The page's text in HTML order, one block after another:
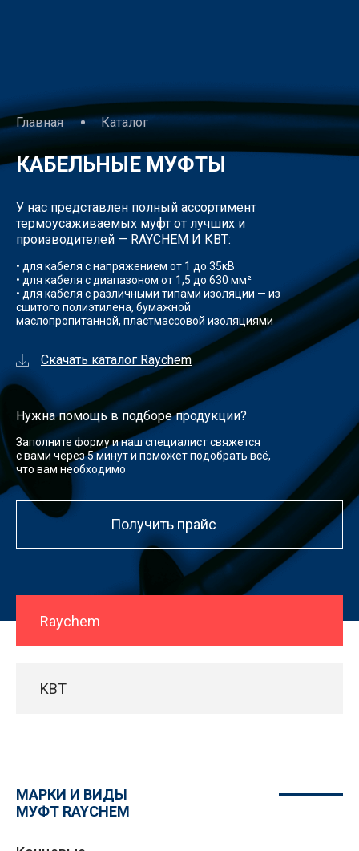
КАБЕЛЬНЫЕ МУФТЫ
Главная
Нужна помощь в подборе продукции?
Каталог
Заполните форму и наш специалист свяжется
с вами через 5 минут и поможет подобрать всё,
что вам необходимо
Получить прайс
У нас представлен полный ассортимент
термоусаживаемых муфт от лучших и
производителей — RAYCHEM И КВТ:
• для кабеля с напряжением от 1 до 35кВ
• для кабеля с диапазоном от 1,5 до 630 мм²
• для кабеля с различными типами изоляции — из
сшитого полиэтилена, бумажной
маслопропитанной, пластмассовой изоляциями
Скачать каталог Raychem
Raychem
KBT
МАРКИ И ВИДЫ
МУФТ RAYCHEM